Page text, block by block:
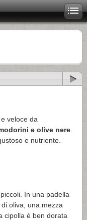
veloce da
e olive nere
e nutriente.
In una padella
oliva, una mezza
cipolla è ben dorata